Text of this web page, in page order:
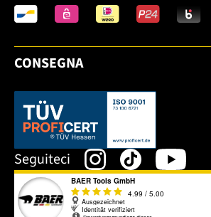
CONSEGNA
Dieser Link öffnet sich in einem neuen Tab.
Seguiteci